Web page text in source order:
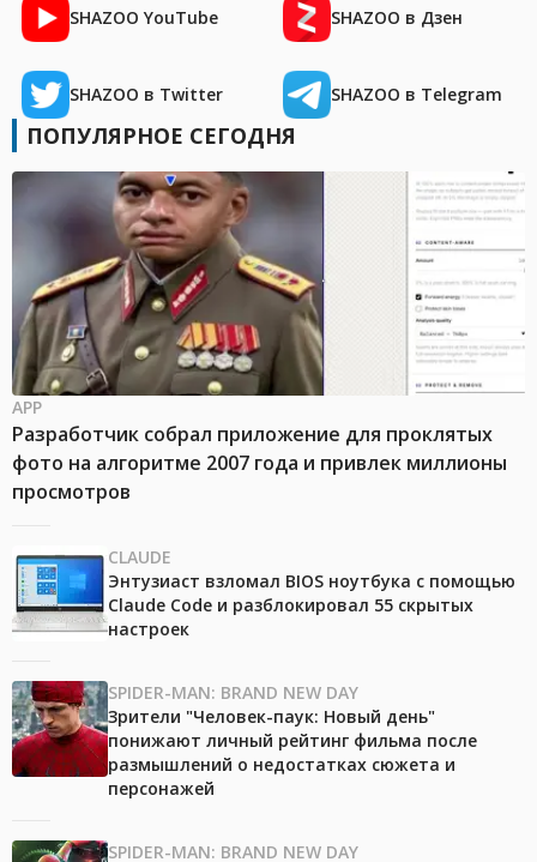
SHAZOO YouTube SHAZOO в Дзен
SHAZOO в Twitter SHAZOO в Telegram
ПОПУЛЯРНОЕ СЕГОДНЯ
APP
Разработчик собрал приложение для проклятых
фото на алгоритме 2007 года и привлек миллионы
просмотров
CLAUDE
Энтузиаст взломал BIOS ноутбука с помощью
Claude Code и разблокировал 55 скрытых
настроек
SPIDER-MAN: BRAND NEW DAY
Зрители "Человек-паук: Новый день"
понижают личный рейтинг фильма после
размышлений о недостатках сюжета и
персонажей
SPIDER-MAN: BRAND NEW DAY